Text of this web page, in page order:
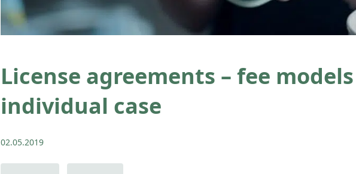
License agreements – fee
individual case
02.05.2019